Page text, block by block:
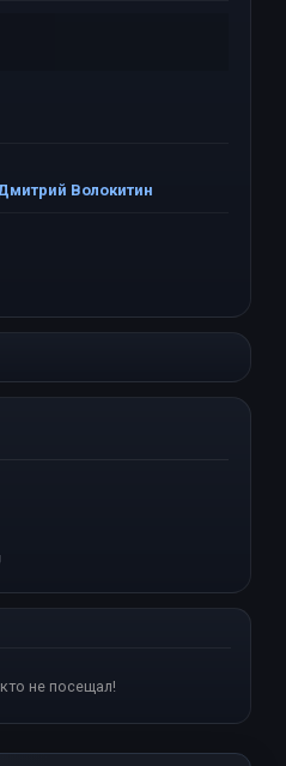
Волокитин
не посещал!